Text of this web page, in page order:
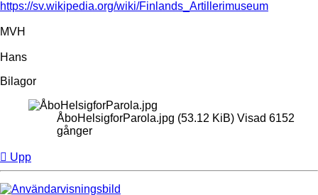
https://sv.wikipedia.org/wiki/Finlands_Artillerimuseum
MVH
Hans
Bilagor
ÅboHelsigforParola.jpg (53.12 KiB) Visad 6152
gånger
Upp